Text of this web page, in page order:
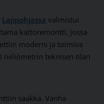
Lappohjassa valmistui
kattoremontti, jossa
moderni ja toimiva
neliömetrin teknisen tilan
saakka. Vanha